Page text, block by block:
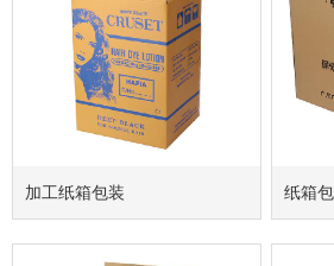
加工纸箱包装 纸箱